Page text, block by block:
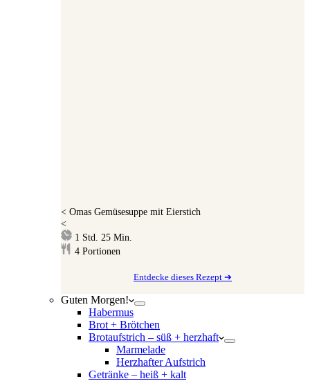
< Omas Gemüsesuppe mit Eierstich
<
1 Stunde
Std. 25 Minuten
Min.
4 Portionen
Entdecke dieses Rezept ➔
Guten Morgen!
Habermus
Brot + Brötchen
Brotaufstrich – süß + herzhaft
Marmelade
Herzhafter Aufstrich
Getränke – heiß + kalt